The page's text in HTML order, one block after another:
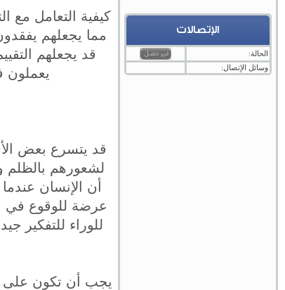
الإتصالات
الحالة:
وسائل الإتصال:
كيفية التعامل مع
مما يجعلهم
قد يجعلهم
يعملون
قد يتسرع بعض
لشعورهم بالظلم
عرضة للوقوع في
للوراء للتفكير
يجب أن تكون على